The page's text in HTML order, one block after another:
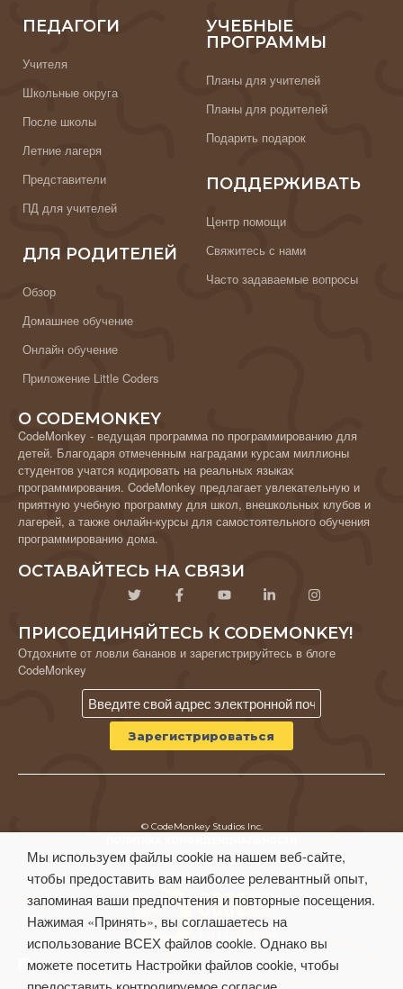
ПЕДАГОГИ
Учителя
Школьные округа
После школы
Летние лагеря
Представители
ПД для учителей
ДЛЯ РОДИТЕЛЕЙ
Обзор
Домашнее обучение
Онлайн обучение
Приложение Little Coders
УЧЕБНЫЕ
ПРОГРАММЫ
Планы для учителей
Планы для родителей
Подарить подарок
ПОДДЕРЖИВАТЬ
Центр помощи
Свяжитесь с нами
Часто задаваемые вопросы
О CODEMONKEY
CodeMonkey - ведущая программа по программированию для
детей. Благодаря отмеченным наградами курсам миллионы
студентов учатся кодировать на реальных языках
программирования. CodeMonkey предлагает увлекательную и
приятную учебную программу для школ, внешкольных клубов и
лагерей, а также онлайн-курсы для самостоятельного обучения
программированию дома.
ОСТАВАЙТЕСЬ НА СВЯЗИ
ПРИСОЕДИНЯЙТЕСЬ К CODEMONKEY!
Отдохните от ловли бананов и зарегистрируйтесь в блоге
CodeMonkey
© CodeMonkey Studios Inc.
Условия использования
Мы используем файлы cookie на нашем веб-сайте,
чтобы предоставить вам наиболее релевантный опыт,
запоминая ваши предпочтения и повторные посещения.
Нажимая «Принять», вы соглашаетесь на
использование ВСЕХ файлов cookie. Однако вы
можете посетить Настройки файлов cookie, чтобы